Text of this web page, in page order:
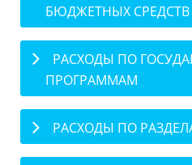
БЮДЖЕТНЫХ СРЕДСТВ
РАСХОДЫ ПО
ПРОГРАММАМ
РАСХОДЫ ПО